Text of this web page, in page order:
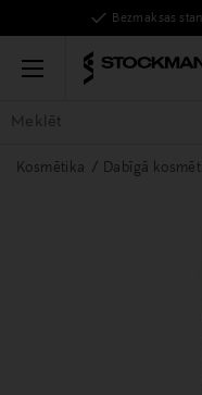
Bezmaksas
Menu
VISAS PRECES
Kosmētika Dabīgā